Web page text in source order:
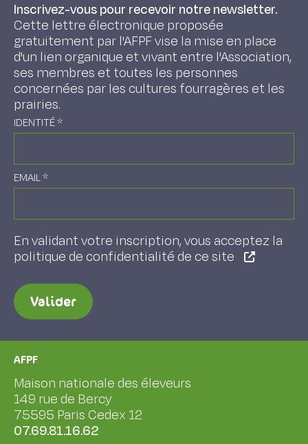
Inscrivez-vous pour recevoir notre newsletter.
Cette lettre électronique proposée
gratuitement par l'AFPF vise la mise en place
d'un lien organique et vivant entre l'Association,
ses membres et toutes les personnes
concernées par les cultures fourragères et les
prairies.
IDENTITÉ*
EMAIL*
En validant votre inscription, vous acceptez la
politique de confidentialité de ce site
Valider
AFPF
Maison nationale des éleveurs
149 rue de Bercy
75595 Paris Cedex 12
07.69.81.16.62